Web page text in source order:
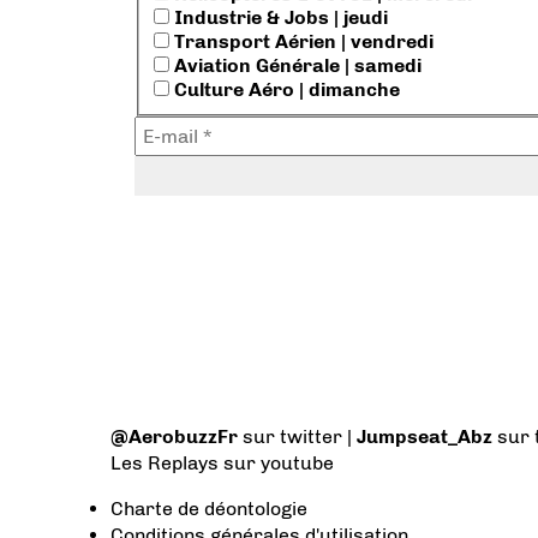
Industrie & Jobs | jeudi
Transport Aérien | vendredi
Aviation Générale | samedi
Culture Aéro | dimanche
@AerobuzzFr sur twitter | Jumpseat_Abz sur
Les Replays sur youtube
Charte de déontologie